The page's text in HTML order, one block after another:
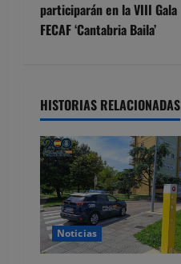
g
a
i
ó
n
d
e
participarán en la VIII Gala
FECAF ‘Cantabria Baila’
HISTORIAS RELACIONADAS
Noticias